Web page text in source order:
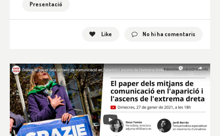
Presentació
Like No hi ha comentaris